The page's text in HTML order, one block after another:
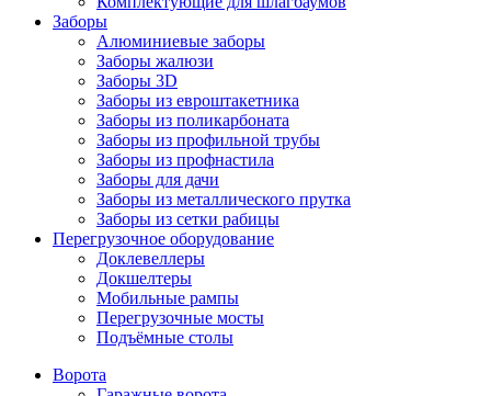
Заборы
Алюминиевые заборы
Заборы жалюзи
Заборы 3D
Заборы из евроштакетника
Заборы из поликарбоната
Заборы из профильной трубы
Заборы из профнастила
Заборы для дачи
Заборы из металлического прутка
Заборы из сетки рабицы
Перегрузочное оборудование
Доклевеллеры
Докшелтеры
Мобильные рампы
Перегрузочные мосты
Подъёмные столы
Ворота